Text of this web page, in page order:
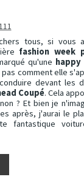
tous, si vous
fashion week
qu'une happy
pas comment elle
devant les
Coupé. Cela
? Et bien je
après, j'aurai le
fantastique